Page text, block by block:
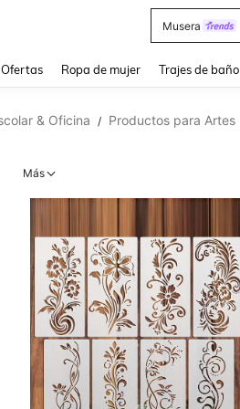
Musera
Ofertas Ropa de mujer Trajes de baño
& Oficina / Productos para Artes
Más